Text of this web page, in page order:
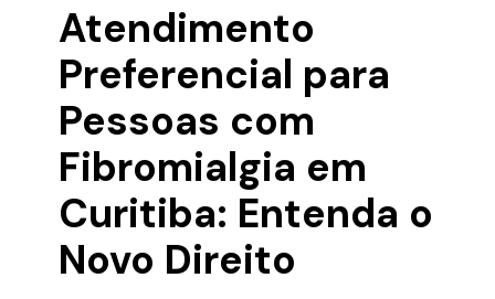
Atendimento
Preferencial para
Pessoas com
Fibromialgia em
Curitiba: Entenda o
Novo Direito